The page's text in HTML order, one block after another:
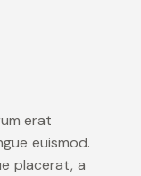
erat
euismod.
placerat, a